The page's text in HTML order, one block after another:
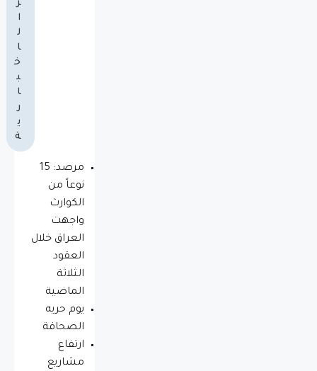
ز
ا
ل
ا
خ
ب
ا
ر
ي
ة
مرصد: 15
نوعاً من
الكوارث
واجهت
العراق خلال
العقود
الثلاثة
الماضية
يوم حريه
الصحافة
ارتفاع
مشاريع